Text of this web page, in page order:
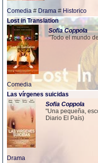
Comedia # Drama # Historico
Lost in Translation
Sofia Coppola
"Todo el mundo
Comedia
Las vírgenes suicidas
Sofia Coppola
"Una pequeña,
Diario El País)
Drama